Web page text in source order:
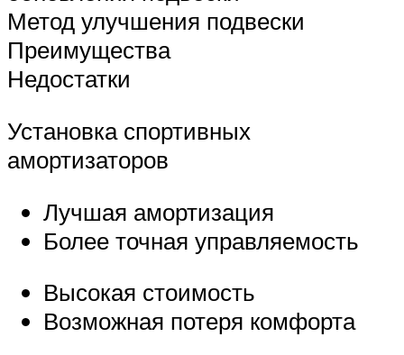
Метод улучшения подвески
Преимущества
Недостатки
Установка спортивных
амортизаторов
Лучшая амортизация
Более точная управляемость
Высокая стоимость
Возможная потеря комфорта